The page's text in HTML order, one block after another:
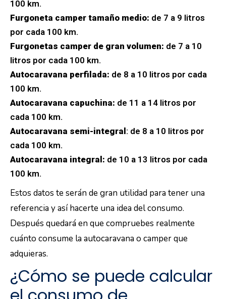
100 km.
Furgoneta camper tamaño medio: de 7 a 9 litros
por cada 100 km.
Furgonetas camper de gran volumen: de 7 a 10
litros por cada 100 km.
Autocaravana perfilada: de 8 a 10 litros por cada
100 km.
Autocaravana capuchina: de 11 a 14 litros por
cada 100 km.
Autocaravana semi-integral: de 8 a 10 litros por
cada 100 km.
Autocaravana integral: de 10 a 13 litros por cada
100 km.
Estos datos te serán de gran utilidad para tener una
referencia y así hacerte una idea del consumo.
Después quedará en que compruebes realmente
cuánto consume la autocaravana o camper que
adquieras.
¿Cómo se puede calcular